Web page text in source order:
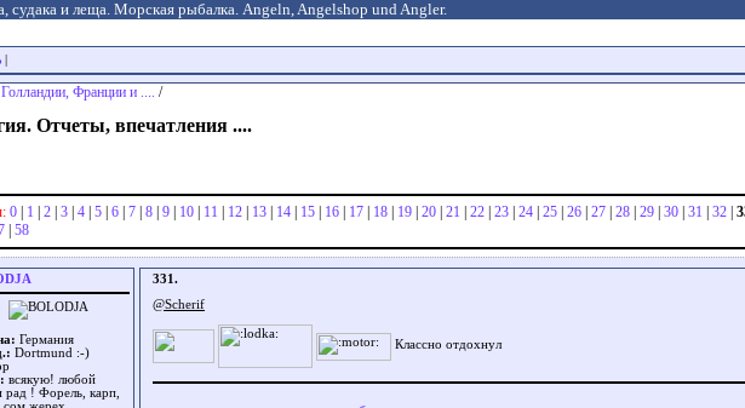
судака и леща. Морская рыбалка. Angeln, Angelshop und Angler.
Франции и .... /
Отчеты, впечатления ....
0 | 1 | 2 | 3 | 4 | 5 | 6 | 7 | 8 | 9 | 10 | 11 | 12 | 13 | 14 | 15 | 16 | 17 | 18 | 19 | 20 | 21 | 22 | 23 | 24 | 25 | 26 | 27 | 28 | 29 | 30 | 31 | 32 |
| 58
Германия
Dortmund :-)
всякую! любой
рад ! Форель, карп,
331.
@Scherif
Классно отдохнул